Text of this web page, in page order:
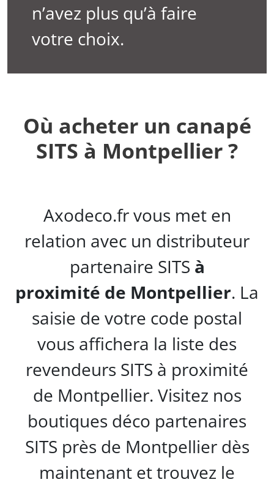
n’avez plus qu’à faire
votre choix.
Où acheter un canapé
SITS à Montpellier ?
Axodeco.fr vous met en
relation avec un distributeur
partenaire SITS à
proximité de Montpellier. La
saisie de votre code postal
vous affichera la liste des
revendeurs SITS à proximité
de Montpellier. Visitez nos
boutiques déco partenaires
SITS près de Montpellier dès
maintenant et trouvez le